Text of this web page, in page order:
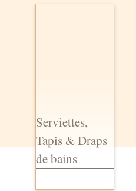
Serviettes,
Tapis & Draps
de bains